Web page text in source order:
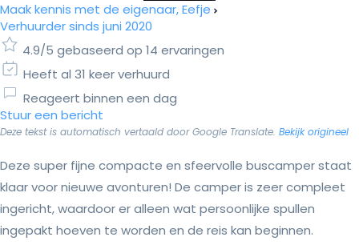
Maak kennis met de eigenaar, Eefje
Verhuurder sinds juni 2020
4.9/5 gebaseerd op 14 ervaringen
Heeft al 31 keer verhuurd
Reageert binnen een dag
Stuur een bericht
Deze tekst is automatisch vertaald door Google Translate. Bekijk origineel
Deze super fijne compacte en sfeervolle buscamper staat
klaar voor nieuwe avonturen! De camper is zeer compleet
ingericht, waardoor er alleen wat persoonlijke spullen
ingepakt hoeven te worden en de reis kan beginnen.